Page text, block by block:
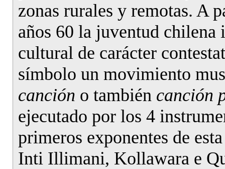
zonas rurales y remotas. A
años 60 la juventud
cultural de carácter
símbolo un movimiento
canción o también canción
ejecutado por los 4
primeros exponentes de
Inti Illimani, Kollawara e